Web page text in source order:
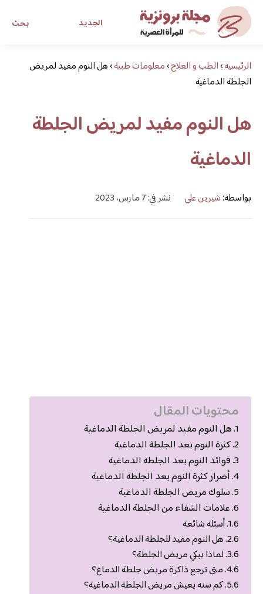
بحث الجديد
مجلة برونزية للفتاة العصريةالرئيسية›الطب و العلاج›معلومات طبية›هل النوم مفيد لمريض
الجلطة الدماغية
هل النوم مفيد لمريض الجلطة
الدماغية
بواسطة:شيرين علي نشر في: 7 مارس، 2023
محتويات المقال
هل النوم مفيد لمريض الجلطة الدماغية
كثرة النوم بعد الجلطة الدماغية
فوائد النوم بعد الجلطة الدماغية
أضرار كثرة النوم بعد الجلطة الدماغية
سلوك مريض الجلطة الدماغية
علامات الشفاء من الجلطة الدماغية
أسئلة شائعة
هل النوم مفيد للجلطة الدماغية؟
لماذا يبكي مريض الجلطة؟
متى ترجع ذاكرة مريض جلطة الدماغ؟
كم سنة يعيش مريض الجلطة الدماغية؟